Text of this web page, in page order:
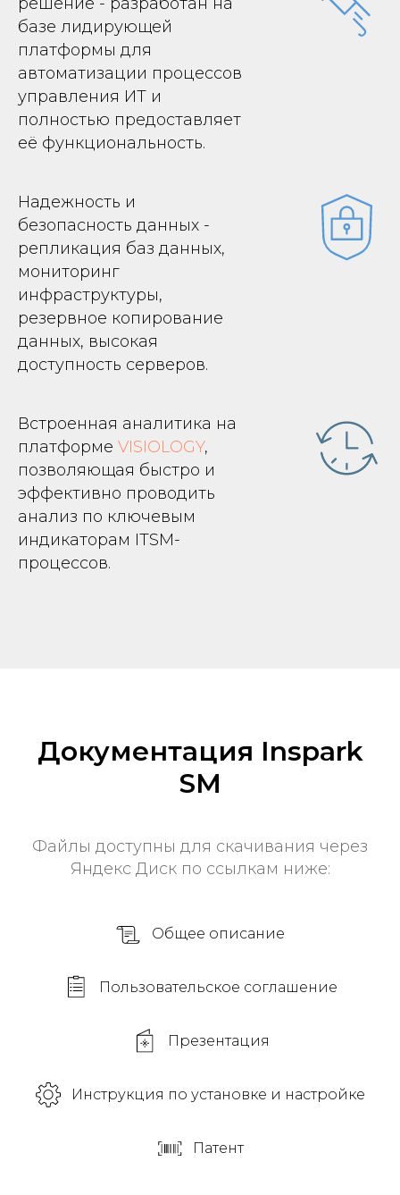
базе лидирующей
платформы для
автоматизации процессов
управления ИТ и
полностью предоставляет
её функциональность.
Надежность и
безопасность данных -
репликация баз данных,
мониторинг
инфраструктуры,
резервное копирование
данных, высокая
доступность серверов.
Встроенная аналитика на
платформе VISIOLOGY,
позволяющая быстро и
эффективно проводить
анализ по ключевым
индикаторам ITSM-
процессов.
Документация Inspark
SM
Файлы доступны для скачивания через
Яндекс Диск по ссылкам ниже:
Общее описание
Пользовательское соглашение
Презентация
Инструкция по установке и настройке
Патент